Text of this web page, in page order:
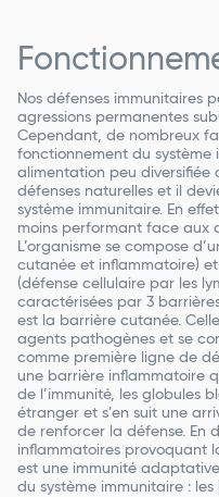
Nos défenses immunitaires
agressions permanentes
Cependant, de nombreux
fonctionnement du système
alimentation peu diversifiée
défenses naturelles et il
système immunitaire. En
moins performant face aux
L’organisme se compose
cutanée et inflammatoire)
(défense cellulaire par les
caractérisées par 3
est la barrière cutanée.
agents pathogènes et se
comme première ligne de
une barrière inflammatoire
de l’immunité, les globules
étranger et s’en suit une
de renforcer la défense. En
inflammatoires provoquant
est une immunité
du système immunitaire :